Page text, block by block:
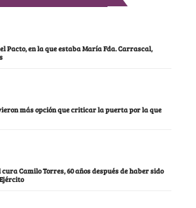
Pacto, en la que estaba María Fda. Carrascal,
más opción que criticar la puerta por la que
Camilo Torres, 60 años después de haber sido